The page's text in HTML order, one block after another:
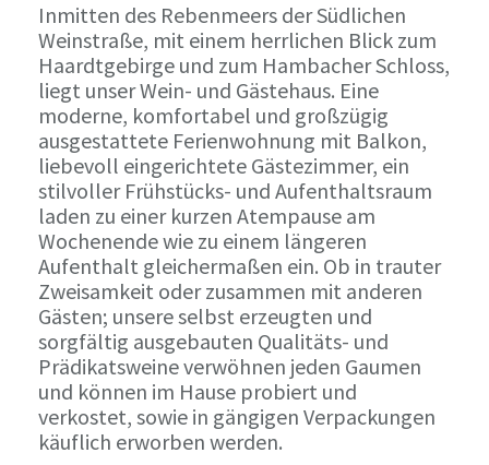
Inmitten des Rebenmeers der Südlichen
Weinstraße, mit einem herrlichen Blick zum
Haardtgebirge und zum Hambacher Schloss,
liegt unser Wein- und Gästehaus. Eine
moderne, komfortabel und großzügig
ausgestattete Ferienwohnung mit Balkon,
liebevoll eingerichtete Gästezimmer, ein
stilvoller Frühstücks- und Aufenthaltsraum
laden zu einer kurzen Atempause am
Wochenende wie zu einem längeren
Aufenthalt gleichermaßen ein. Ob in trauter
Zweisamkeit oder zusammen mit anderen
Gästen; unsere selbst erzeugten und
sorgfältig ausgebauten Qualitäts- und
Prädikatsweine verwöhnen jeden Gaumen
und können im Hause probiert und
verkostet, sowie in gängigen Verpackungen
käuflich erworben werden.